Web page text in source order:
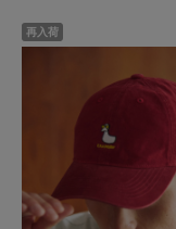
再入荷